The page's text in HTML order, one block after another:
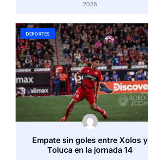
2026
DEPORTES
Empate sin goles entre Xolos y
Toluca en la jornada 14